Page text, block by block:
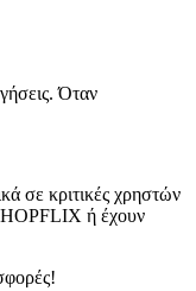
Όταν
σε κριτικές χρηστών
ή έχουν